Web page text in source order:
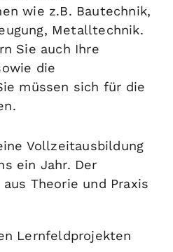
wie z.B. Bautechnik,
Metalltechnik.
Sie auch Ihre
die
müssen sich für die
Vollzeitausbildung
ein Jahr. Der
Theorie und Praxis
Lernfeldprojekten